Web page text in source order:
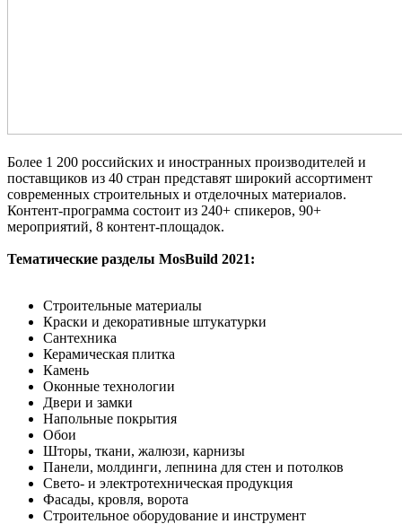
Более 1 200 российских и иностранных производителей и
поставщиков из 40 стран представят широкий ассортимент
современных строительных и отделочных материалов.
Контент-программa состоит из 240+ спикеров, 90+
мероприятий, 8 контент-площадок.
Тематические разделы MosBuild 2021:
Строительные материалы
Краски и декоративные штукатурки
Сантехника
Керамическая плитка
Камень
Оконные технологии
Двери и замки
Напольные покрытия
Обои
Шторы, ткани, жалюзи, карнизы
Панели, молдинги, лепнина для стен и потолков
Свето- и электротехническая продукция
Фасады, кровля, ворота
Строительное оборудование и инструмент